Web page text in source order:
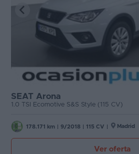
SEAT Arona
1.0 TSI Ecomotive S&S Style (115 CV)
178.171 km 9/2018 115 CV Madrid
Ver oferta